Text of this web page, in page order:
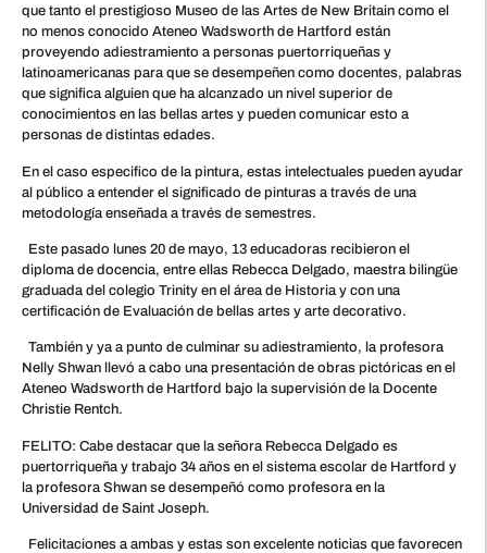
que tanto el prestigioso Museo de las Artes de New Britain como el
no menos conocido Ateneo Wadsworth de Hartford están
proveyendo adiestramiento a personas puertorriqueñas y
latinoamericanas para que se desempeñen como docentes, palabras
que significa alguien que ha alcanzado un nivel superior de
conocimientos en las bellas artes y pueden comunicar esto a
personas de distintas edades.
En el caso especifico de la pintura, estas intelectuales pueden ayudar
al público a entender el significado de pinturas a través de una
metodología enseñada a través de semestres.
Este pasado lunes 20 de mayo, 13 educadoras recibieron el
diploma de docencia, entre ellas Rebecca Delgado, maestra bilingüe
graduada del colegio Trinity en el área de Historia y con una
certificación de Evaluación de bellas artes y arte decorativo.
También y ya a punto de culminar su adiestramiento, la profesora
Nelly Shwan llevó a cabo una presentación de obras pictóricas en el
Ateneo Wadsworth de Hartford bajo la supervisión de la Docente
Christie Rentch.
FELITO: Cabe destacar que la señora Rebecca Delgado es
puertorriqueña y trabajo 34 años en el sistema escolar de Hartford y
la profesora Shwan se desempeñó como profesora en la
Universidad de Saint Joseph.
Felicitaciones a ambas y estas son excelente noticias que favorecen